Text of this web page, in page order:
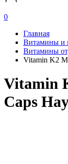
0
Главная
Витамины и
Витамины
Vitamin K2
Vitamin
Caps